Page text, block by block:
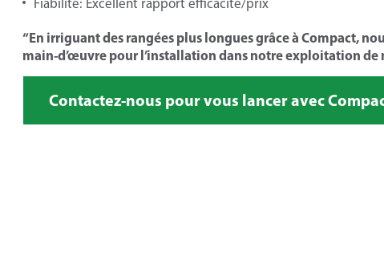
Fiabilité: Excellent rapport efficacité/prix
“En irriguant des rangées plus longues grâce à Compact,
main-d’œuvre pour l’installation dans notre exploitation de
Contactez-nous pour vous lancer avec